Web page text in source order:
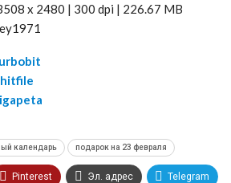
x 2480 | 300 dpi | 226.67 MB
hitfile
календарь подарок на 23 февраля
Pinterest Эл. адрес Telegram